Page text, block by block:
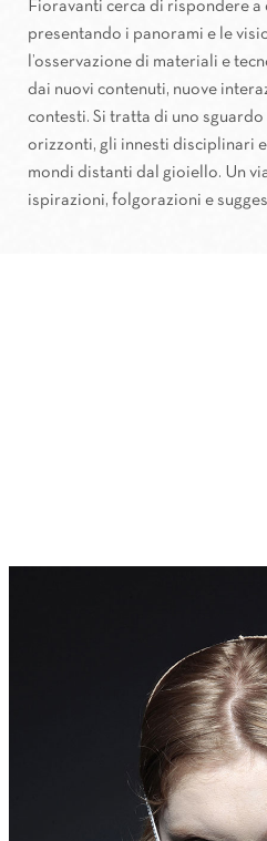
Fioravanti cerca di rispondere a
presentando i panorami e le
l’osservazione di materiali e
dai nuovi contenuti, nuove
contesti. Si tratta di uno
orizzonti, gli innesti disciplinari
mondi distanti dal gioiello. Un
ispirazioni, folgorazioni e